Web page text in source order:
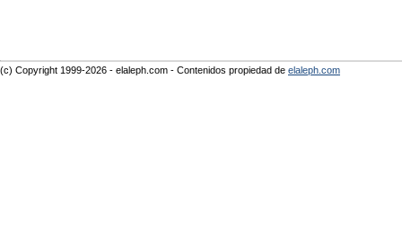
(c) Copyright 1999-2026 - elaleph.com - Contenidos propiedad de elaleph.com